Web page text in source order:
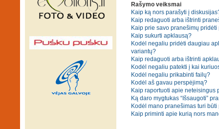
Rašymo veiksmai
Kaip ką nors parašyti į
Kaip redaguoti arba ištrinti
Kaip prie savo pranešimų pridėti
Kaip sukurti apklausą?
Kodėl negaliu pridėti daugiau
variantų?
Kaip redaguoti arba ištrinti
Kodėl negaliu patekti į kai
Kodėl negaliu prikabinti failų?
Kodėl aš gavau perspėjimą?
Kaip raportuoti apie neteisingus
Ką daro mygtukas “Išsaugoti”
Kodėl mano pranešimas turi būti
Kaip priminti apie kurią nors